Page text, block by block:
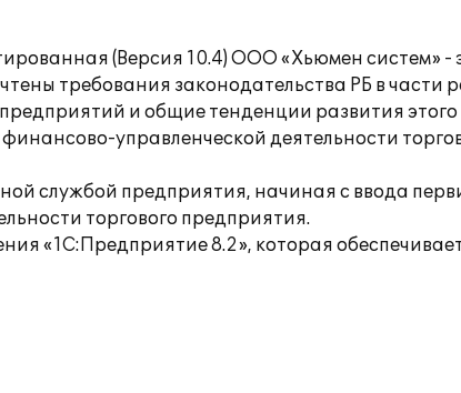
(Версия 10.4) ООО «Хьюмен систем» -
требования законодательства РБ в части
и общие тенденции развития
управленческой деятельности
службой предприятия, начиная с ввода
торгового предприятия.
«1С:Предприятие 8.2», которая